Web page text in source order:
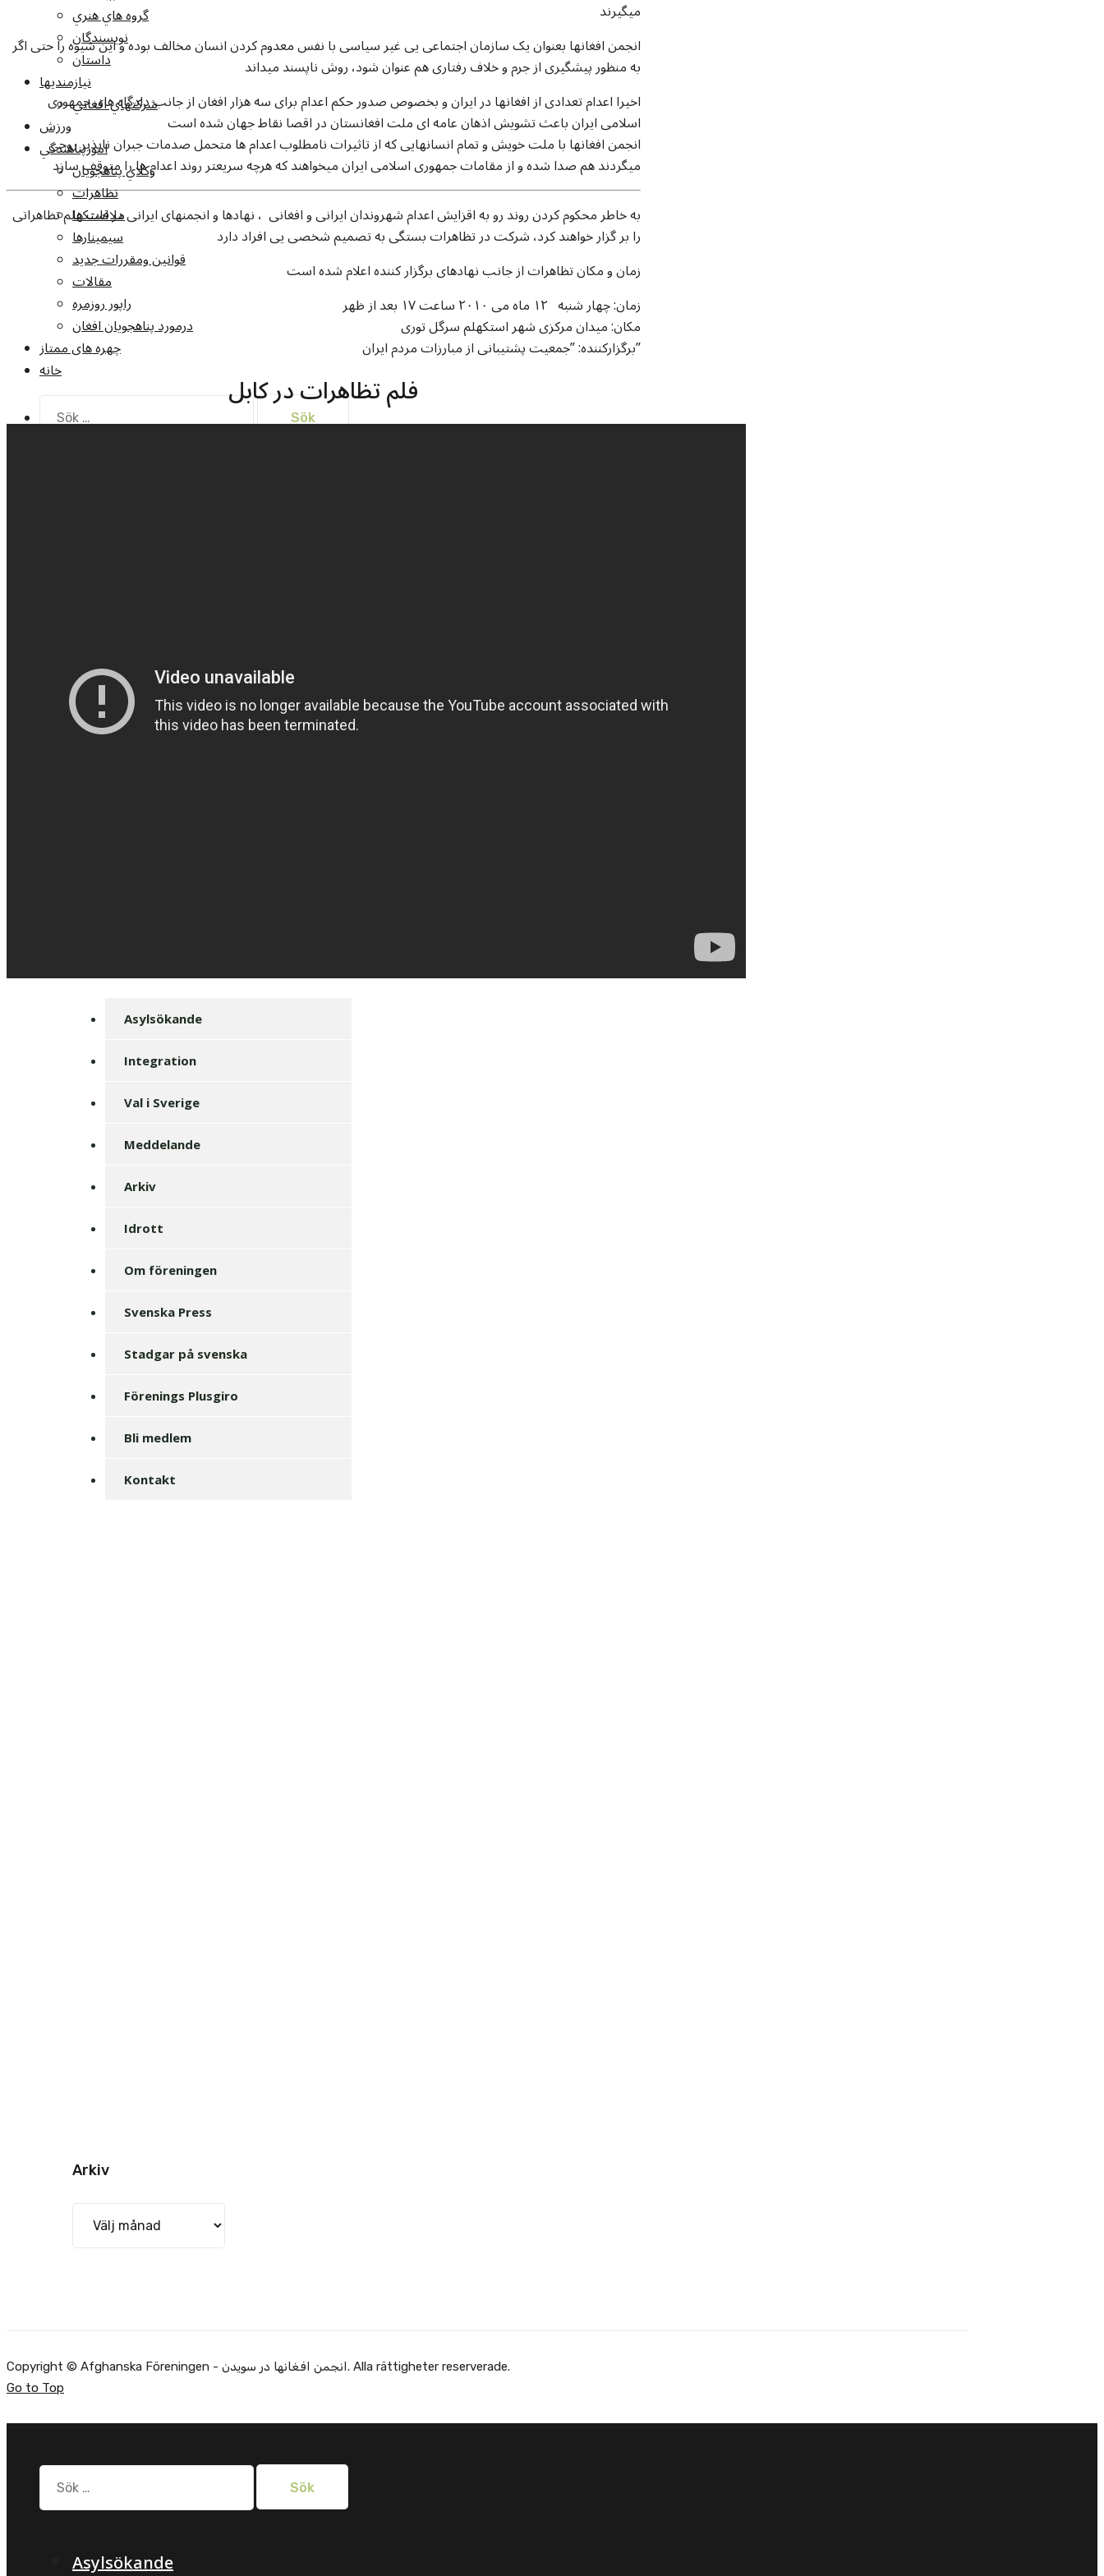
گروه هاي هنري
نويسندگان
داستان
نيازمنديها
شرکتهاي افغاني
ورزش
امورپناهندگي
وکلاي پناهجويان
تظاهرات
ملاقات ها
سيمينارها
قوانين ومقررات جديد
مقالات
راپور روزمره
درمورد پناهجويان افغان
چهره های ممتاز
خانه
efter:
میگیرند
انجمن افغانها بعنوان یک سازمان اجتماعی یی غیر سیاسی با نفس معدوم کردن انسان مخالف بوده و این شیوه را حتی اگر
به منظور پیشگیری از جرم و خلاف رفتاری هم عنوان شود، روش ناپسند میداند
اخیرا اعدام تعدادی از افغانها در ایران و بخصوص صدور حکم اعدام برای سه هزار افغان از جانب دادگاه های جمهوری
اسلامی ایران باعث تشویش اذهان عامه ای ملت افغانستان در اقصا نقاط جهان شده است
انجمن افغانها با ملت خویش و تمام انسانهایی که از تاثیرات نامطلوب اعدام ها متحمل صدمات جبران ناپذیر روحی
میگردند هم صدا شده و از مقامات جمهوری اسلامی ایران میخواهند که هرچه سریعتر روند اعدام ها را متوقف سازد
به خاطر محکوم کردن روند رو به اقزایش اعدام شهروندان ایرانی و افغانی ، نهادها و انجمنهای ایرانی در استکهلم تظاهراتی
را بر گزار خواهند کرد، شرکت در تظاهرات بستگی به تصمیم شخصی یی افراد دارد
زمان و مکان تظاهرات از جانب نهادهای برگزار کننده اعلام شده است
زمان: چهار شنبه ۱۲ ماه می ۲۰۱۰ ساعت ۱۷ بعد از ظهر
مکان: میدان مرکزی شهر استکهلم سرگل توری
برگزارکننده: ”جمعیت پشتیبانی از مبارزات مردم ایران”
فلم تظاهرات در کابل
Asylsökande
Integration
Val i Sverige
Meddelande
Arkiv
Idrott
Om föreningen
Svenska Press
Stadgar på svenska
Förenings Plusgiro
Bli medlem
Kontakt
Arkiv
Copyright © Afghanska Föreningen - انجمن افغانها در سویدن. Alla rättigheter reserverade.
Go to Top
Sök
efter:
Asylsökande